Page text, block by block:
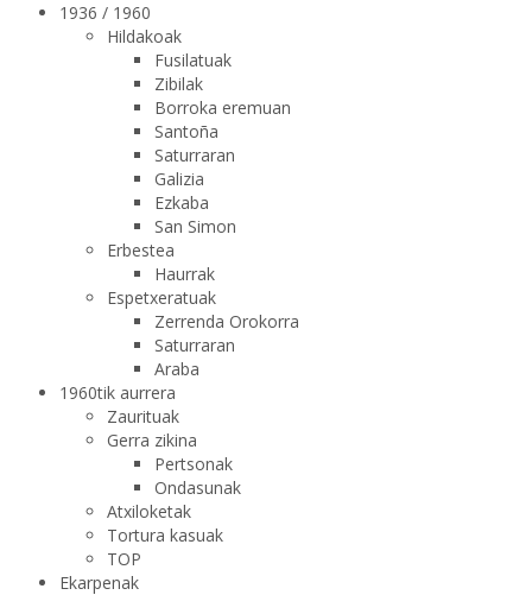
1936 / 1960
Hildakoak
Fusilatuak
Zibilak
Borroka eremuan
Santoña
Saturraran
Galizia
Ezkaba
San Simon
Erbestea
Haurrak
Espetxeratuak
Zerrenda Orokorra
Saturraran
Araba
1960tik aurrera
Zaurituak
Gerra zikina
Pertsonak
Ondasunak
Atxiloketak
Tortura kasuak
TOP
Ekarpenak